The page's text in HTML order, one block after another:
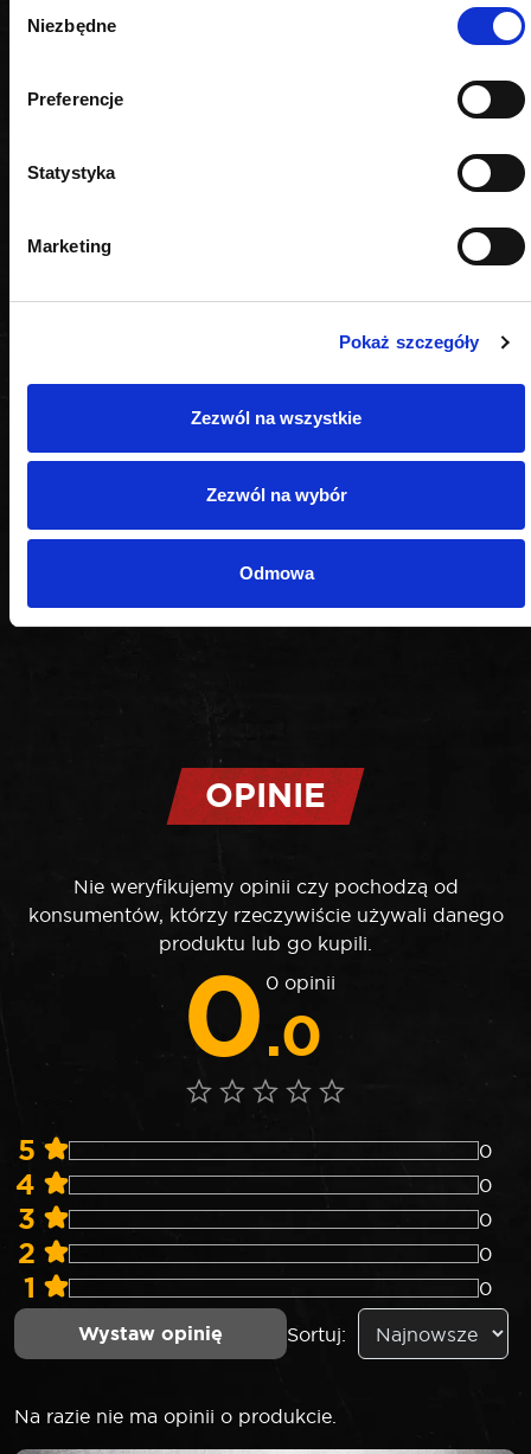
zgody
Niezbędne
Preferencje
Statystyka
Marketing
Pokaż szczegóły
Zezwól na wszystkie
Zezwól na wybór
Odmowa
OPINIE
Nie weryfikujemy opinii czy pochodzą od
konsumentów, którzy rzeczywiście używali danego
produktu lub go kupili.
0.0
0 opinii
5 0
4 0
3 0
2 0
1 0
Wystaw opinię Sortuj:
Na razie nie ma opinii o produkcie.